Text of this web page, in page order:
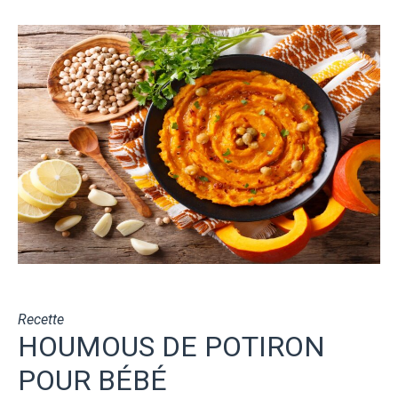
Recette
HOUMOUS DE POTIRON
POUR BÉBÉ